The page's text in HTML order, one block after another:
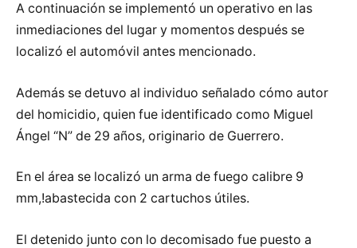
A continuación se implementó un operativo en las
inmediaciones del lugar y momentos después se
localizó el automóvil antes mencionado.
Además se detuvo al individuo señalado cómo autor
del homicidio, quien fue identificado como Miguel
Ángel “N” de 29 años, originario de Guerrero.
En el área se localizó un arma de fuego calibre 9
mm,!abastecida con 2 cartuchos útiles.
El detenido junto con lo decomisado fue puesto a